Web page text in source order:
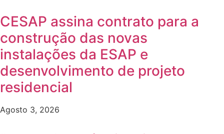
CESAP assina contrato para a
construção das novas
instalações da ESAP e
desenvolvimento de projeto
residencial
Agosto 3, 2026